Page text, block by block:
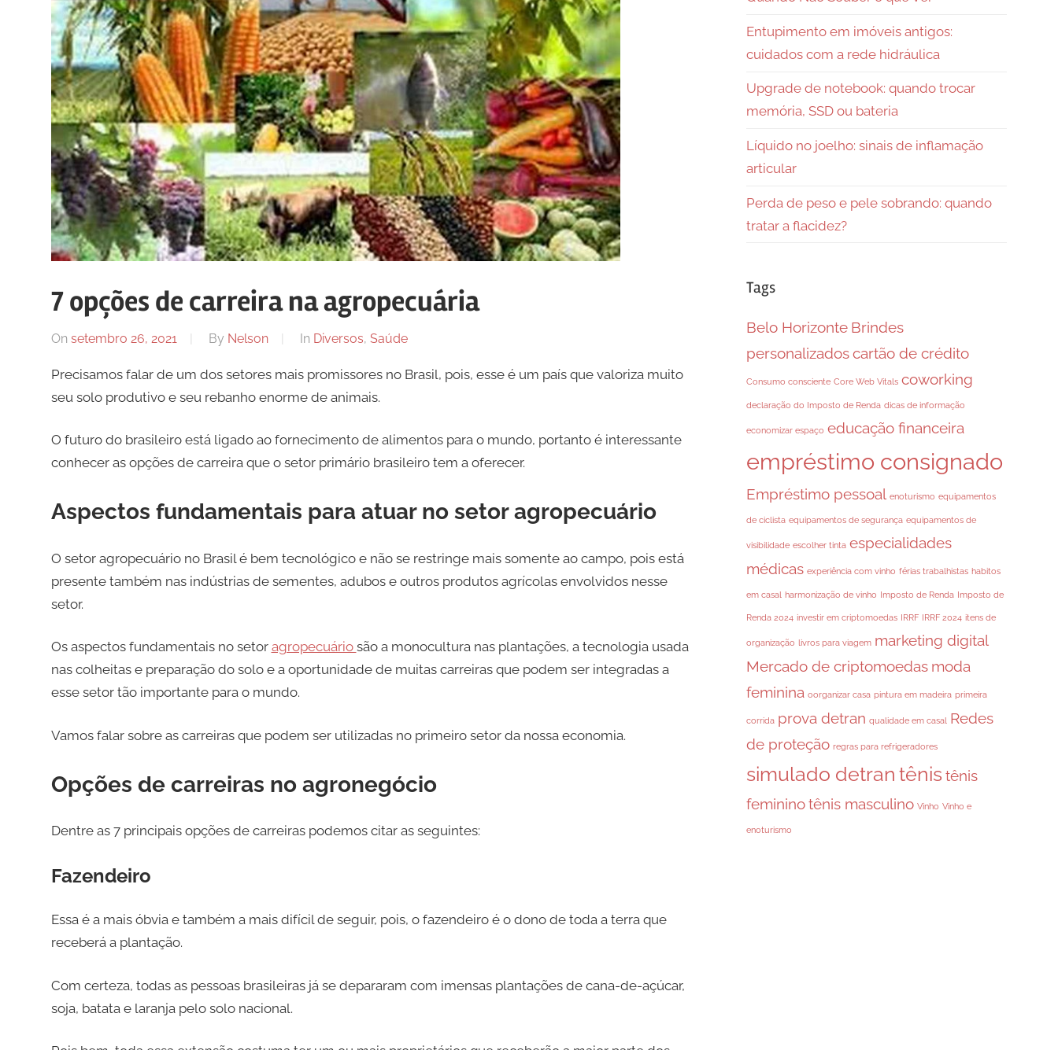
7 opções de carreira na agropecuária
On setembro 26, 2021 By Nelson In Diversos, Saúde
Precisamos falar de um dos setores mais promissores no Brasil, pois, esse é um país que valoriza muito
seu solo produtivo e seu rebanho enorme de animais.
O futuro do brasileiro está ligado ao fornecimento de alimentos para o mundo, portanto é interessante
conhecer as opções de carreira que o setor primário brasileiro tem a oferecer.
Aspectos fundamentais para atuar no setor agropecuário
O setor agropecuário no Brasil é bem tecnológico e não se restringe mais somente ao campo, pois está
presente também nas indústrias de sementes, adubos e outros produtos agrícolas envolvidos nesse
setor.
Os aspectos fundamentais no setor agropecuário são a monocultura nas plantações, a tecnologia usada
nas colheitas e preparação do solo e a oportunidade de muitas carreiras que podem ser integradas a
esse setor tão importante para o mundo.
Vamos falar sobre as carreiras que podem ser utilizadas no primeiro setor da nossa economia.
Opções de carreiras no agronegócio
Dentre as 7 principais opções de carreiras podemos citar as seguintes:
Fazendeiro
Essa é a mais óbvia e também a mais difícil de seguir, pois, o fazendeiro é o dono de toda a terra que
receberá a plantação.
Com certeza, todas as pessoas brasileiras já se depararam com imensas plantações de cana-de-açúcar,
soja, batata e laranja pelo solo nacional.
Entupimento em imóveis antigos:
cuidados com a rede hidráulica
Upgrade de notebook: quando trocar
memória, SSD ou bateria
Líquido no joelho: sinais de inflamação
articular
Perda de peso e pele sobrando: quando
tratar a flacidez?
Tags
Belo Horizonte Brindes
personalizadoscartão de crédito
Consumo consciente Core Web Vitals coworking
declaração do Imposto de Renda dicas de informação
economizar espaço educação financeira
empréstimo consignado
Empréstimo pessoal enoturismo equipamentos
de ciclista equipamentos de segurança equipamentos de
visibilidade escolher tinta especialidades
médicas experiência com vinho férias trabalhistas habitos
em casal harmonização de vinho Imposto de Renda Imposto de
Renda 2024 investir em criptomoedas IRRF IRRF 2024 itens de
organização livros para viagem marketing digital
Mercado de criptomoedas moda
feminina oorganizar casa pintura em madeira primeira
corrida prova detran qualidade em casal Redes
de proteção regras para refrigeradores
simulado detran tênis tênis
femininotênis masculino Vinho Vinho e
enoturismo